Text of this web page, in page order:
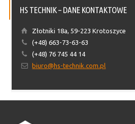
HS TECHNIK – DANE KONTAKTOWE
Złotniki 18a, 59-223 Krotoszyce
(+48) 663-73-63-63
(+48) 76 745 44 14
biuro@hs-technik.com.pl